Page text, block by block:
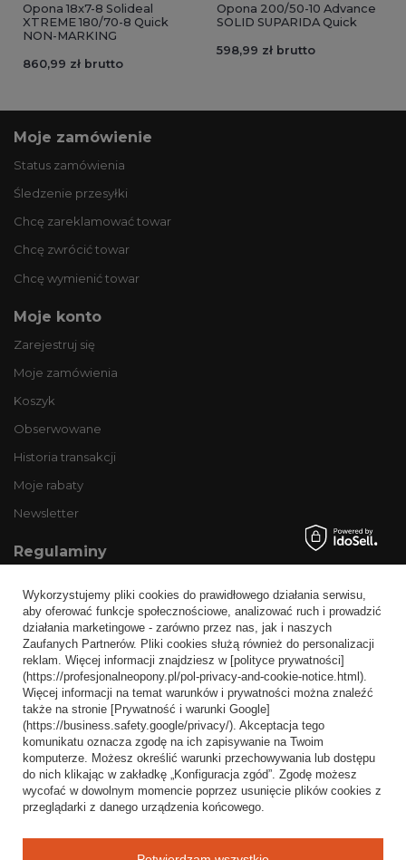
Opona 18x7-8 Solideal
XTREME 180/70-8 Quick
NON-MARKING
860,99 zł brutto
Opona 200/50-10 Advance
SOLID SUPARIDA Quick
598,99 zł brutto
Moje zamówienie
Status zamówienia
Śledzenie przesyłki
Chcę zareklamować towar
Chcę zwrócić towar
Chcę wymienić towar
Moje konto
Zarejestruj się
Moje zamówienia
Koszyk
Obserwowane
Historia transakcji
Moje rabaty
Newsletter
Regulaminy
Wysyłka
Sposoby płatności i prowizje
Regulamin
Polityka prywatności
Odstąpienie od umowy
Popularne kategorie
Opony bezdętkowe
Opony dętkowe
Wykorzystujemy pliki cookies do prawidłowego działania serwisu,
aby oferować funkcje społecznościowe, analizować ruch i prowadzić
działania marketingowe - zarówno przez nas, jak i naszych
Zaufanych Partnerów. Pliki cookies służą również do personalizacji
reklam. Więcej informacji znajdziesz w [polityce prywatności]
(https://profesjonalneopony.pl/pol-privacy-and-cookie-notice.html).
Więcej informacji na temat warunków i prywatności można znaleźć
także na stronie [Prywatność i warunki Google]
(https://business.safety.google/privacy/). Akceptacja tego
komunikatu oznacza zgodę na ich zapisywanie na Twoim
komputerze. Możesz określić warunki przechowywania lub dostępu
do nich klikając w zakładkę „Konfiguracja zgód”. Zgodę możesz
wycofać w dowolnym momencie poprzez usunięcie plików cookies z
przeglądarki z danego urządzenia końcowego.